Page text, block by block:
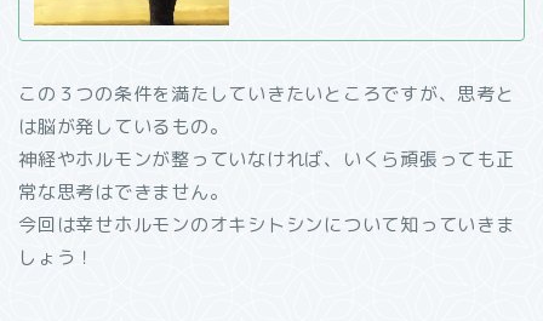
この３つの条件を満たしていきたいところですが、思考と
は脳が発しているもの。
神経やホルモンが整っていなければ、いくら頑張っても正
常な思考はできません。
今回は幸せホルモンのオキシトシンについて知っていきま
しょう！